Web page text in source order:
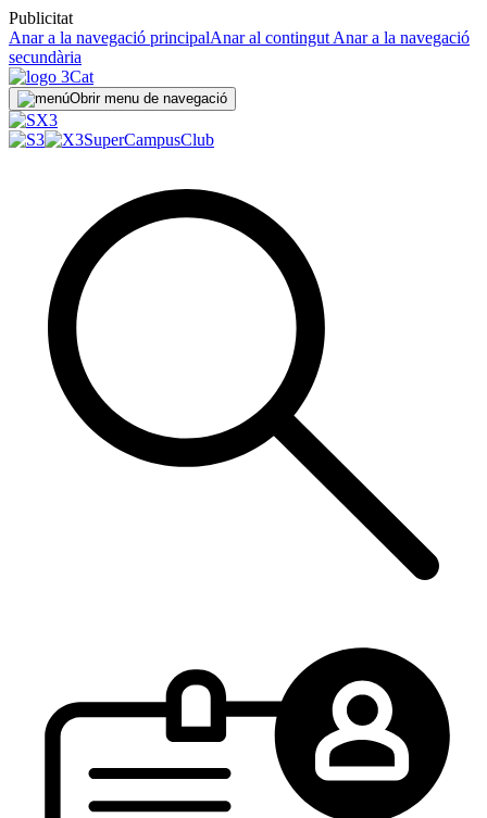
Publicitat
Anar a la navegació principalAnar al contingut Anar a la navegació
secundària
Obrir menu de navegació
SuperCampusClub